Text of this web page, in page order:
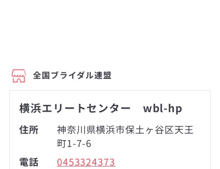
全国ブライダル連盟
横浜エリートセンター wbl-hp
住所
神奈川県横浜市保土ヶ谷区天王
町1-7-6
電話
0453324373